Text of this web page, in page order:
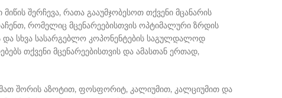
შერჩევა, რათა გააუმჯობესოთ თქვენი მცანარის
რომელიც მცენარეებისთვის ოპტიმალური ზრდის
და სხვა სასარგებლო კოპონენტების საგულდალოდ
თქვენი მცენარეებისთვის და ამასთან ერთად,
მათ შორის აზოტით, ფოსფორიტ, კალიუმით, კალციუმით და